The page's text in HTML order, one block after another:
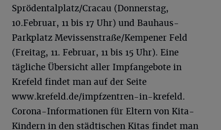
Sprödentalplatz/Cracau (Donnerstag,
10.Februar, 11 bis 17 Uhr) und Bauhaus-
Parkplatz Mevissenstraße/Kempener Feld
(Freitag, 11. Februar, 11 bis 15 Uhr). Eine
tägliche Übersicht aller Impfangebote in
Krefeld findet man auf der Seite
www.krefeld.de/impfzentren-in-krefeld.
Corona-Informationen für Eltern von Kita-
Kindern in den städtischen Kitas findet man